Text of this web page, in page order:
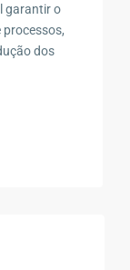
garantir o
dos